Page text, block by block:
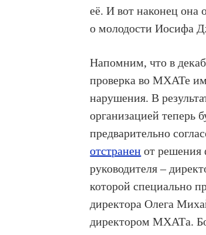
её. И вот наконец она
о молодости Иосифа
Напомним, что в
проверка во МХАТе
нарушения. В
организацией теперь
предварительно
отстранен от решения
руководителя –
которой специально
директора Олега
директором МХАТа.